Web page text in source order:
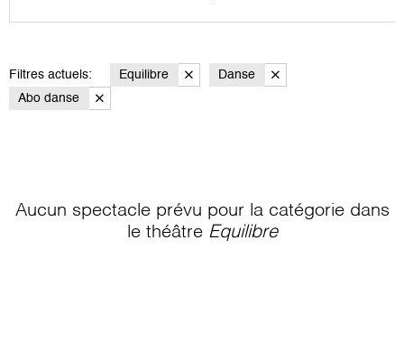
Filtres actuels: Equilibre
Danse
Abo danse
Aucun spectacle prévu pour la catégorie dans
le théâtre Equilibre